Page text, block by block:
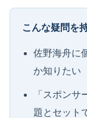
こんな疑問を
佐野海舟に
か知りたい
「スポン
題とセット